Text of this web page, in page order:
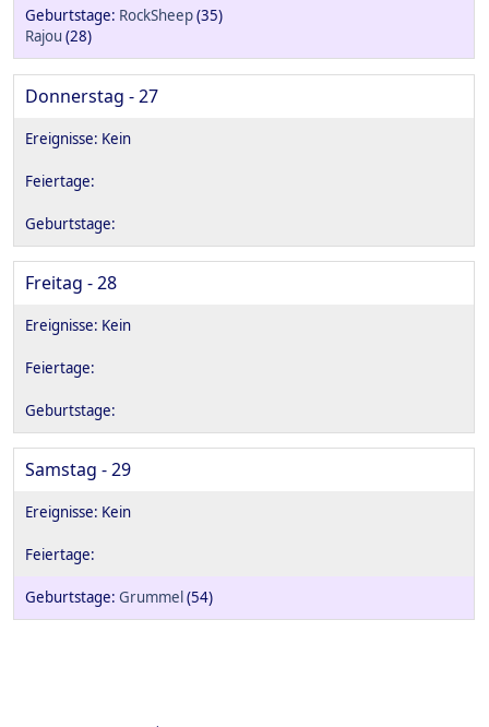
RockSheep(35)
Rajou (28)
Donnerstag - 27
Freitag - 28
Samstag - 29
Grummel (54)